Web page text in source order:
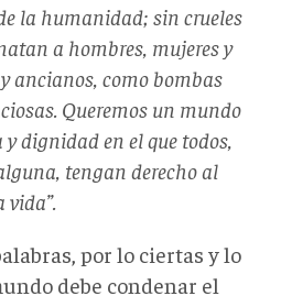
la humanidad; sin crueles
a hombres, mujeres y
ancianos, como bombas
Queremos un mundo
dignidad en el que todos,
tengan derecho al
vida”.
por lo ciertas y lo
debe condenar el